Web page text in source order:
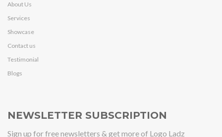
About Us
Services
Showcase
Contact us
Testimonial
Blogs
NEWSLETTER SUBSCRIPTION
Sign up for free newsletters & get more of Logo Ladz